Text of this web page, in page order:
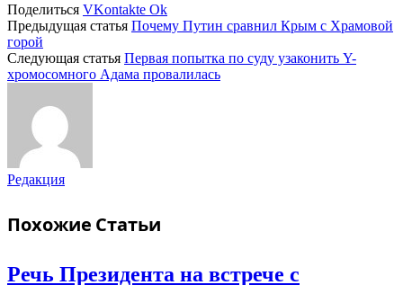
Поделиться VKontakte Ok
Предыдущая статья Почему Путин сравнил Крым с Храмовой
горой
Следующая статья Первая попытка по суду узаконить Y-
хромосомного Адама провалилась
Редакция
Похожие Статьи
Речь Президента на встрече с